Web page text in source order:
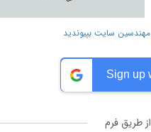
Sign up
طریق فرم